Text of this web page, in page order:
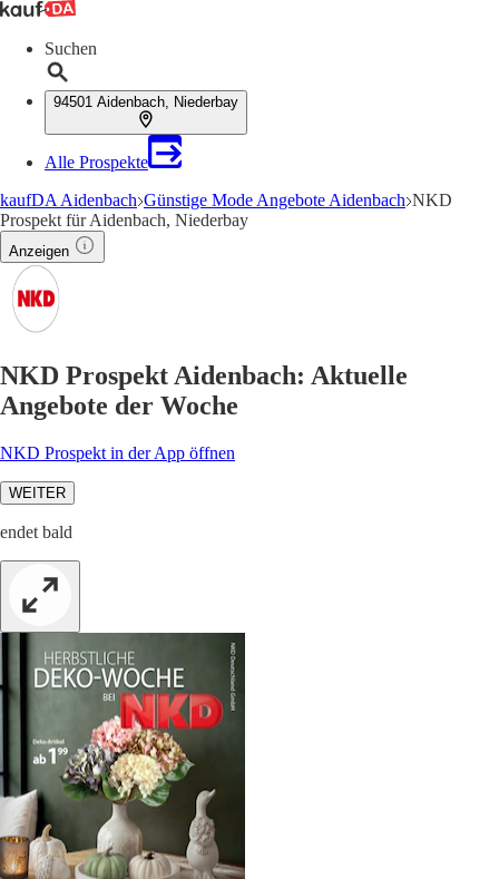
Suchen
94501 Aidenbach, Niederbay
Alle Prospekte
kaufDA Aidenbach Günstige Mode Angebote Aidenbach NKD
Prospekt für Aidenbach, Niederbay
Anzeigen
NKD Prospekt Aidenbach: Aktuelle
Angebote der Woche
NKD Prospekt in der App öffnen
WEITER
endet bald